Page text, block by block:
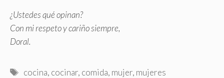
¿Ustedes qué opinan?
Con mi respeto y cariño siempre,
Doral.
Etiquetas
cocina, cocinar, comida, mujer, mujeres